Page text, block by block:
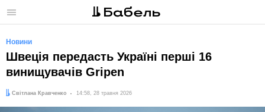
Меню
Новини
Швеція передасть Україні перші 16
винищувачів Gripen
Автор:
Світлана Кравченко
Дата: 14:58, 28 травня 2026